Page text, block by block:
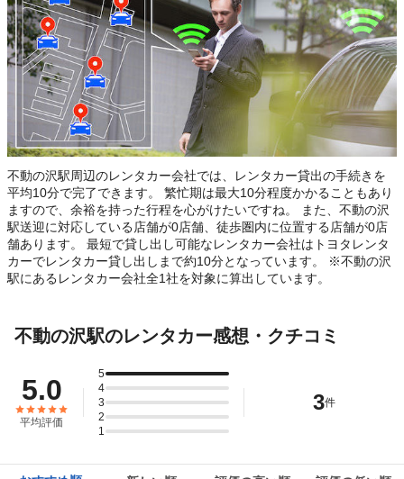
不動の沢駅周辺のレンタカー会社では、レンタカー貸出の手続きを
平均10分で完了できます。 繁忙期は最大10分程度かかることもあり
ますので、余裕を持った行程を心がけたいですね。 また、不動の沢
駅送迎に対応している店舗が0店舗、徒歩圏内に位置する店舗が0店
舗あります。 最短で貸し出し可能なレンタカー会社はトヨタレンタ
カーでレンタカー貸し出しまで約10分となっています。 ※不動の沢
駅にあるレンタカー会社全1社を対象に算出しています。
不動の沢駅のレンタカー感想・クチコミ
5.0
平均評価
5
4
3
2
1
3件